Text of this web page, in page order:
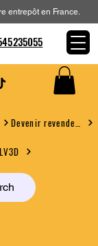
entrepôt en France.